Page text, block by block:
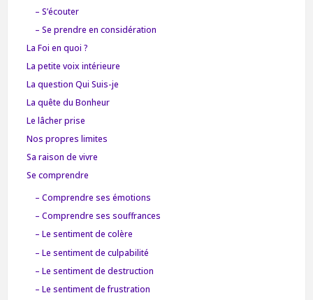
– S’écouter
– Se prendre en considération
La Foi en quoi ?
La petite voix intérieure
La question Qui Suis-je
La quête du Bonheur
Le lâcher prise
Nos propres limites
Sa raison de vivre
Se comprendre
– Comprendre ses émotions
– Comprendre ses souffrances
– Le sentiment de colère
– Le sentiment de culpabilité
– Le sentiment de destruction
– Le sentiment de frustration